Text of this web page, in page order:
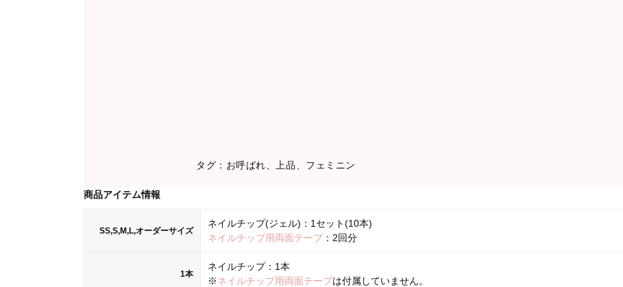
タグ：お呼ばれ、上品、フェミニン
商品アイテム情報
SS,S,M,L,オーダーサイズ
ネイルチップ(ジェル)：1セット(10本)
ネイルチップ用両面テープ：2回分
1本
ネイルチップ：1本
※ネイルチップ用両面テープは付属していません。